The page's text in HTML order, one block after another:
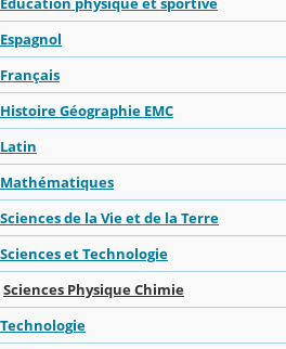
Espagnol
Français
Histoire Géographie EMC
Latin
Mathématiques
Sciences de la Vie et de la Terre
Sciences et Technologie
Sciences Physique Chimie
Technologie